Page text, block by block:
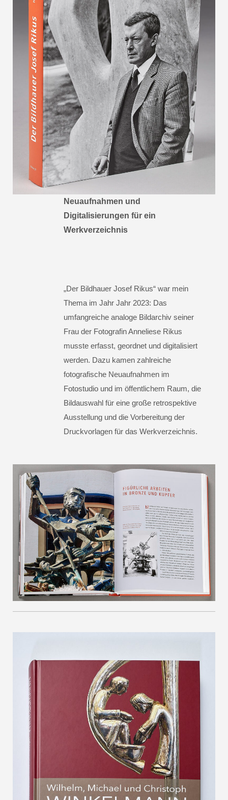
Neuaufnahmen und
Digitalisierungen für ein
Werkverzeichnis
„Der Bildhauer Josef Rikus“ war mein
Thema im Jahr Jahr 2023: Das
umfangreiche analoge Bildarchiv seiner
Frau der Fotografin Anneliese Rikus
musste erfasst, geordnet und digitalisiert
werden. Dazu kamen zahlreiche
fotografische Neuaufnahmen im
Fotostudio und im öffentlichem Raum, die
Bildauswahl für eine große retrospektive
Ausstellung und die Vorbereitung der
Druckvorlagen für das Werkverzeichnis.